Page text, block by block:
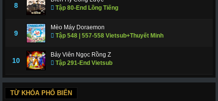
8
Tập 80-End Lồng Tiếng
9
Mèo Máy Doraemon
Tập 548 | 557-558 Vietsub+Thuyết Minh
10
Bảy Viên Ngọc Rồng Z
Tập 291-End Vietsub
TỪ KHÓA PHỔ BIẾN